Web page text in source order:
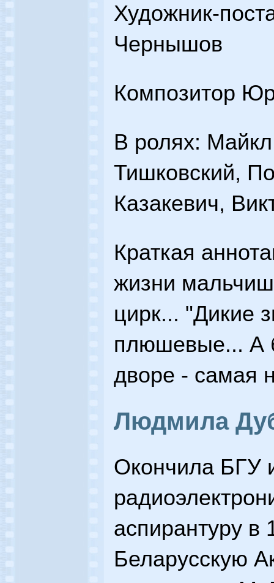
Художник-
Чернышов
Композитор
В ролях:
Тишковский,
Казакевич,
Краткая
жизни
цирк... "Дикие
плюшевые... А
дворе - самая
Людмила
Окончила БГУ
аспирантуру в
Беларусскую